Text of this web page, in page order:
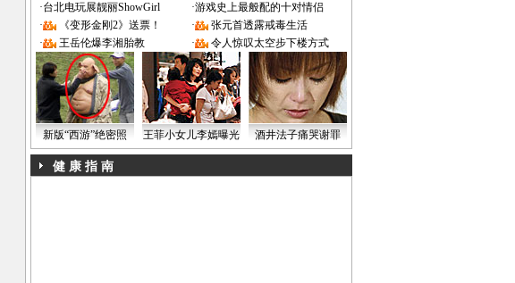
·台北电玩展靓丽ShowGirl ·游戏史上最般配的十对情侣
·
《变形金刚2》送票！ ·
张元首透露戒毒生活
·
王岳伦爆李湘胎教 · 令人惊叹太空步下楼方式
新版“西游”绝密照 王菲小女儿李嫣曝光 酒井法子痛哭谢罪
健 康 指 南